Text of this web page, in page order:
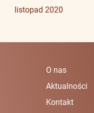
listopad 2020
O nas
Aktualności
Kontakt